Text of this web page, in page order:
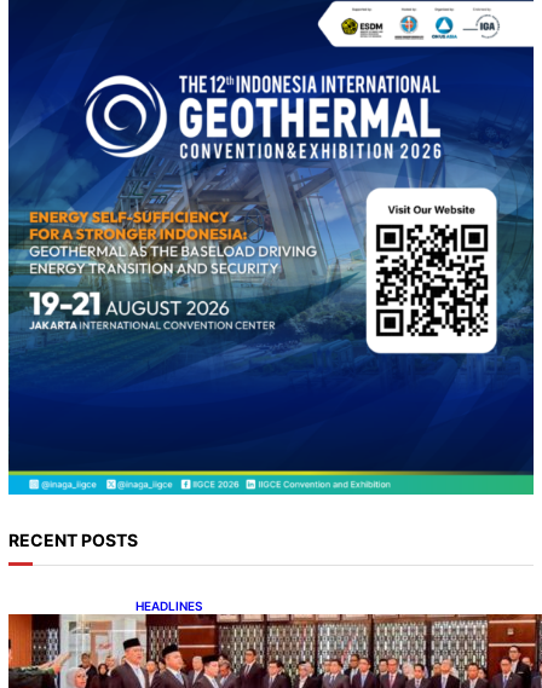
RECENT POSTS
HEADLINES
Lana Saria Dilantik Sebagai Kepala Badan
Geologi